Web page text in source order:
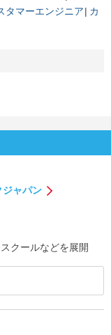
タマーエンジニア
カ
ジャパン
クールなどを展開